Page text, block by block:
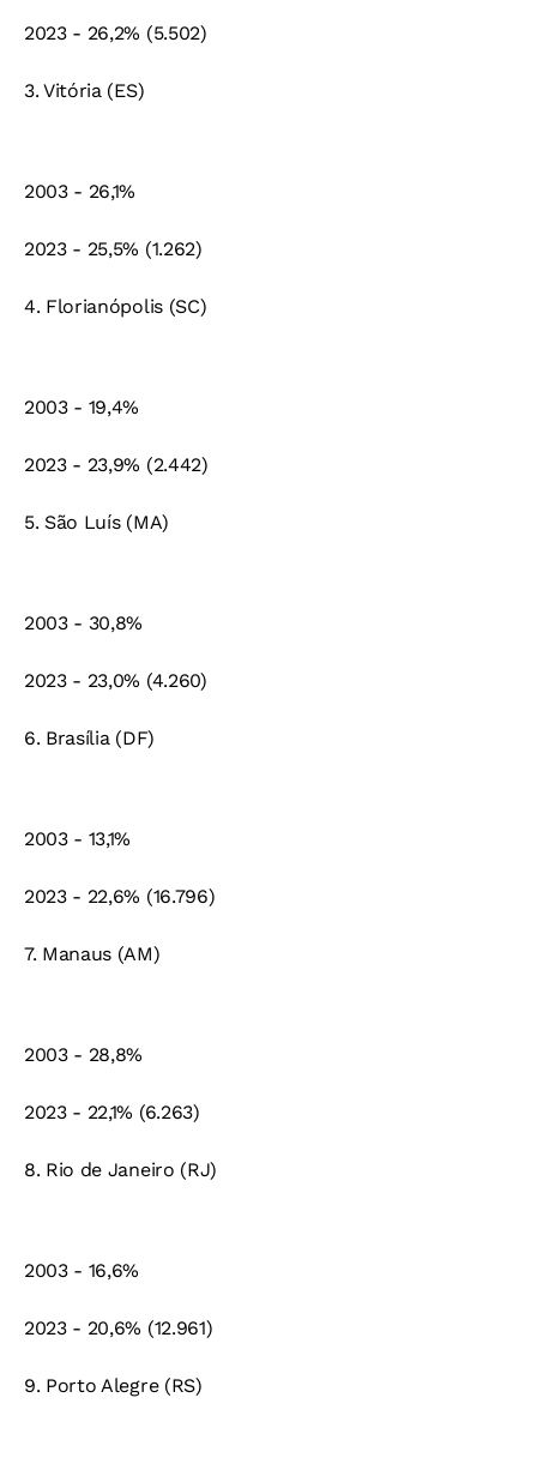
2023 - 26,2% (5.502)
3. Vitória (ES)
2003 - 26,1%
2023 - 25,5% (1.262)
4. Florianópolis (SC)
2003 - 19,4%
2023 - 23,9% (2.442)
5. São Luís (MA)
2003 - 30,8%
2023 - 23,0% (4.260)
6. Brasília (DF)
2003 - 13,1%
2023 - 22,6% (16.796)
7. Manaus (AM)
2003 - 28,8%
2023 - 22,1% (6.263)
8. Rio de Janeiro (RJ)
2003 - 16,6%
2023 - 20,6% (12.961)
9. Porto Alegre (RS)